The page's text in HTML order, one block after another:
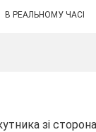
В РЕАЛЬНОМУ ЧАСІ
зі